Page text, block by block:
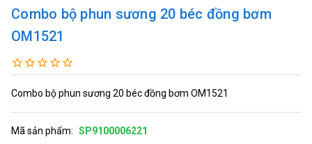
Combo bộ phun sương 20 béc đồng bơm
OM1521
Combo bộ phun sương 20 béc đồng bơm OM1521
Mã sản phẩm: SP9100006221